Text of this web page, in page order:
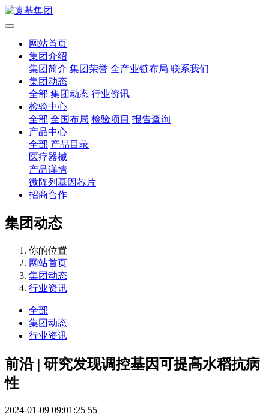
网站首页
集团介绍
集团简介 集团荣誉 全产业链布局 联系我们
集团动态
全部 集团动态 行业资讯
检验中心
全部 全国布局 检验项目 报告查询
产品中心
全部 产品目录
医疗器械
产品详情
微阵列基因芯片
招商合作
集团动态
你的位置
网站首页
集团动态
行业资讯
全部
集团动态
行业资讯
前沿 | 研究发现调控基因可提高水稻抗病
性
2024-01-09 09:01:25 55